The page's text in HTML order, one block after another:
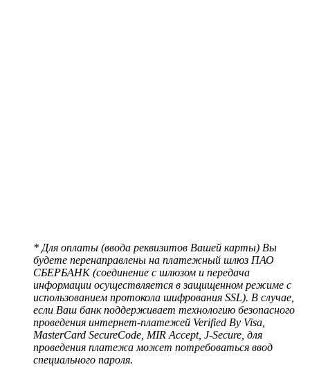
* Для оплаты (ввода реквизитов Вашей карты) Вы
будете перенаправлены на платежный шлюз ПАО
СБЕРБАНК (соединение с шлюзом и передача
информации осуществляется в защищенном режиме с
использованием протокола шифрования SSL). В случае,
если Ваш банк поддерживает технологию безопасного
проведения интернет-платежей Verified By Visa,
MasterCard SecureCode, MIR Accept, J-Secure, для
проведения платежа может потребоваться ввод
специального пароля.